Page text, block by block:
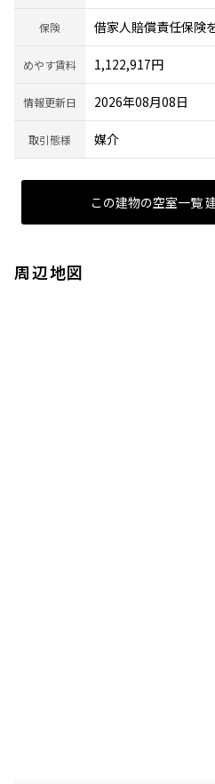
保険 借家人賠償責任保険
めやす賃料 1,122,917円
情報更新日 2026年08月08日
取引態様 媒介
この建物の空室一覧
周辺地図